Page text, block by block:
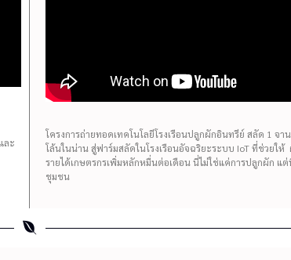
ละ
โครงการถ่ายทอดเทคโนโลยีโรงเรือนปลูกผักอินทรีย์ สลัด 1 จ
โล้นในน่าน สู่ฟาร์มสลัดในโรงเรือนอัจฉริยะระบบ IoT ที่ช่วยใ
รายได้เกษตรกรเพิ่มหลักหมื่นต่อเดือน นี่ไม่ใช่แค่การปลูกผัก แ
ชุมชน